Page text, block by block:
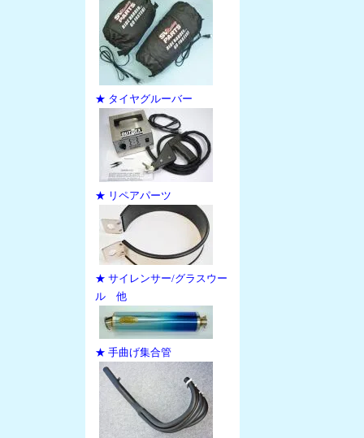
★ タイヤグルーバー
★ リペアパーツ
★ サイレンサー/グラスウー
ル 他
★ 手曲げ集合管